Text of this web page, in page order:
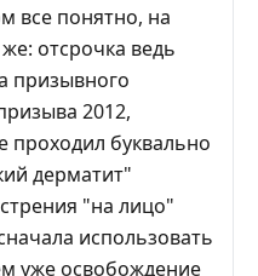
все понятно, на
отсрочка ведь
призывного
2012,
проходил буквально
дерматит"
"на лицо"
использовать
уже освобождение